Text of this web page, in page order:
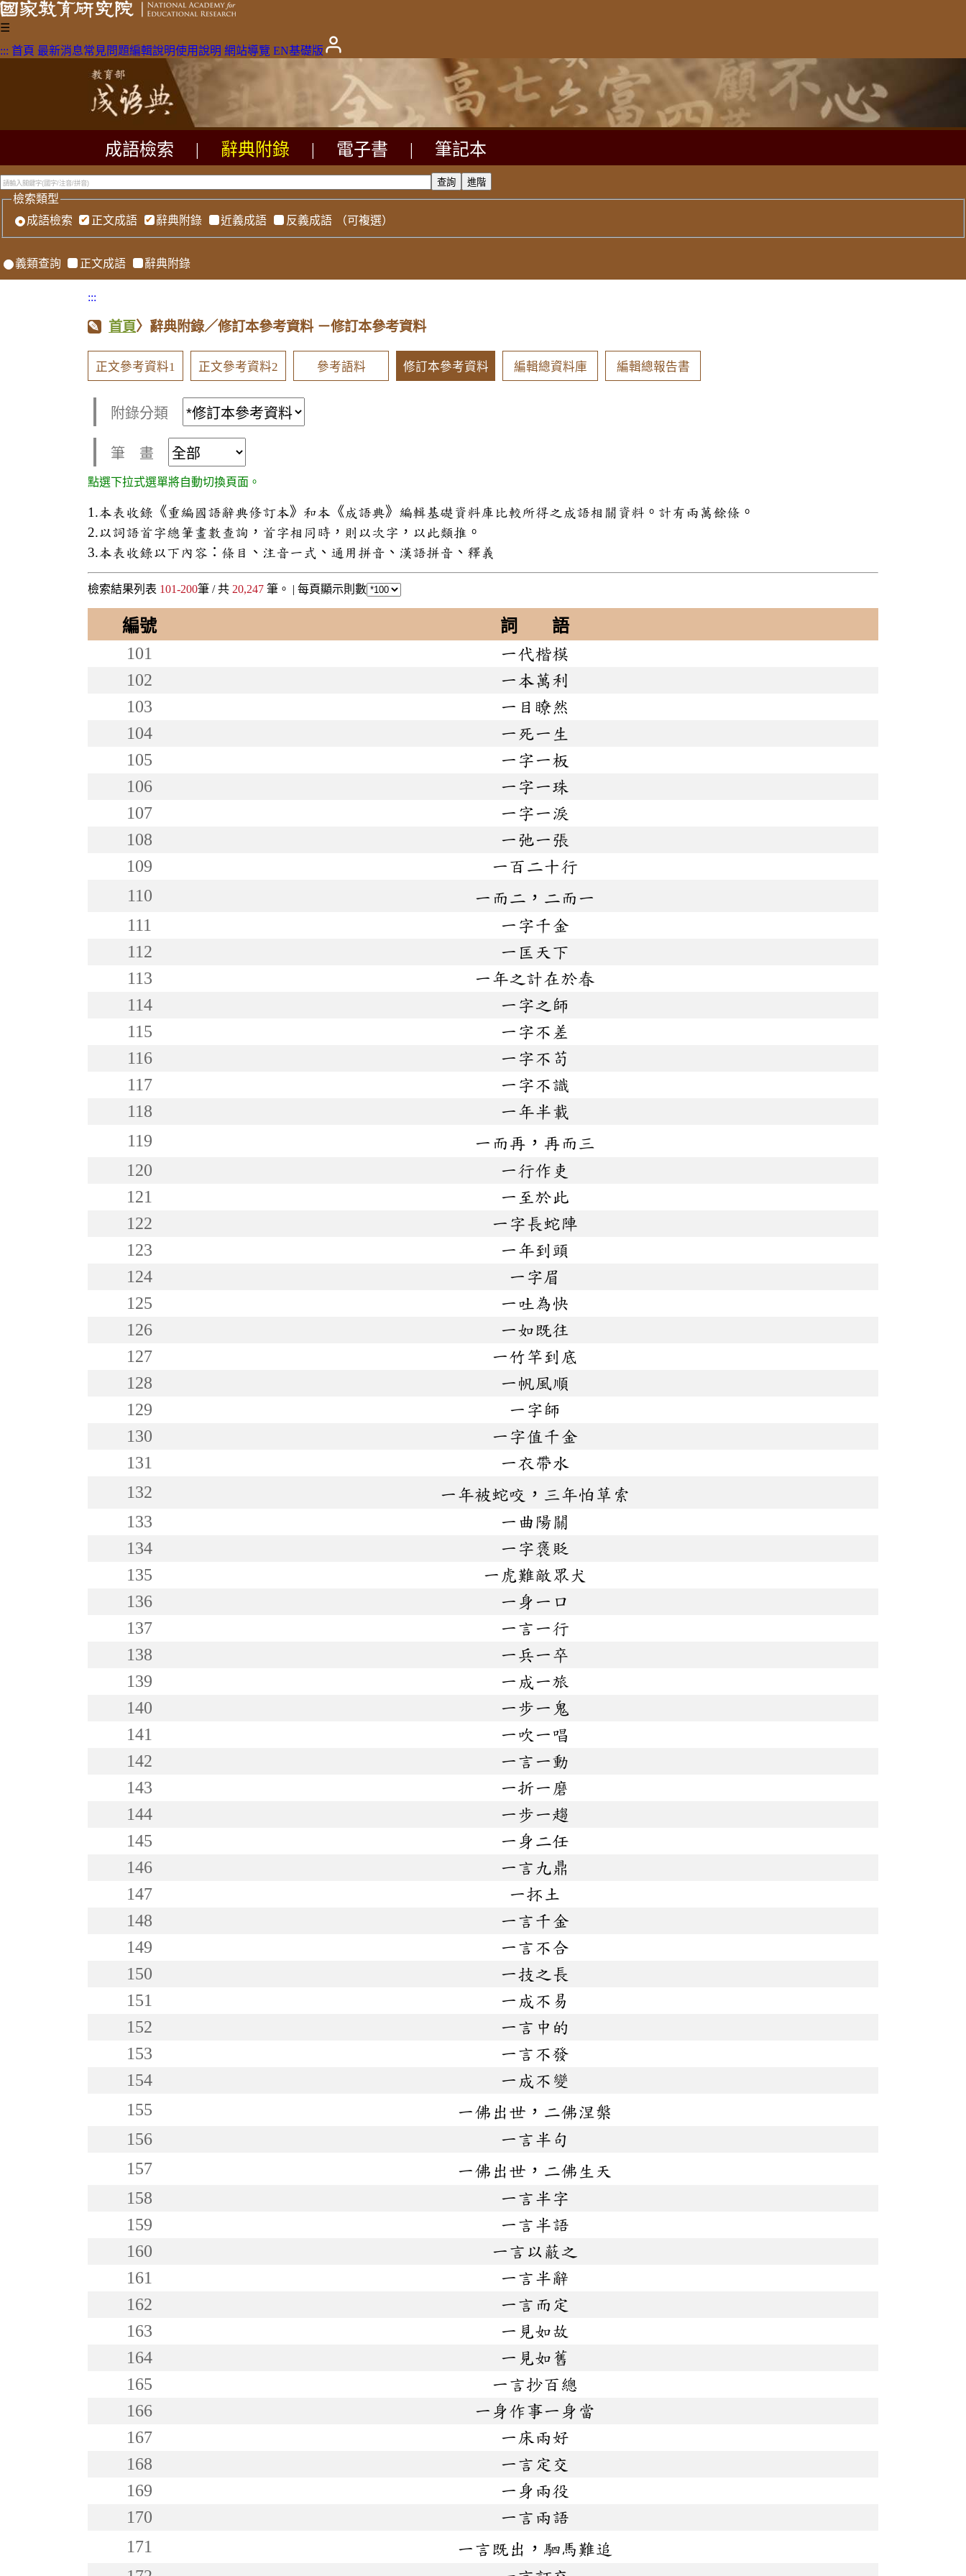
☰
::: 首頁 最新消息常見問題編輯說明使用說明 網站導覽 EN基礎版
成語檢索 辭典附錄 電子書 筆記本
檢索類型
成語檢索
正文成語 辭典附錄 近義成語 反義成語 （可複選）
義類查詢 正文成語 辭典附錄
:::
首頁〉辭典附錄／修訂本參考資料 －修訂本參考資料
正文參考資料1 正文參考資料2 參考語料 修訂本參考資料 編輯總資料庫 編輯總報告書
附錄分類
筆 畫
點選下拉式選單將自動切換頁面。
1.本表收錄《重編國語辭典修訂本》和本《成語典》編輯基礎資料庫比較所得之成語相關資料。計有兩萬餘條。
2.以詞語首字總筆畫數查詢，首字相同時，則以次字，以此類推。
3.本表收錄以下內容：條目、注音一式、通用拼音、漢語拼音、釋義
檢索結果列表 101-200筆 / 共 20,247 筆。 | 每頁顯示則數
編號
詞 語
101
一代楷模
102
一本萬利
103
一目瞭然
104
一死一生
105
一字一板
106
一字一珠
107
一字一淚
108
一弛一張
109
一百二十行
110
一而二，二而一
111
一字千金
112
一匡天下
113
一年之計在於春
114
一字之師
115
一字不差
116
一字不苟
117
一字不識
118
一年半載
119
一而再，再而三
120
一行作吏
121
一至於此
122
一字長蛇陣
123
一年到頭
124
一字眉
125
一吐為快
126
一如既往
127
一竹竿到底
128
一帆風順
129
一字師
130
一字值千金
131
一衣帶水
132
一年被蛇咬，三年怕草索
133
一曲陽關
134
一字褒貶
135
一虎難敵眾犬
136
一身一口
137
一言一行
138
一兵一卒
139
一成一旅
140
一步一鬼
141
一吹一唱
142
一言一動
143
一折一磨
144
一步一趨
145
一身二任
146
一言九鼎
147
一抔土
148
一言千金
149
一言不合
150
一技之長
151
一成不易
152
一言中的
153
一言不發
154
一成不變
155
一佛出世，二佛涅槃
156
一言半句
157
一佛出世，二佛生天
158
一言半字
159
一言半語
160
一言以蔽之
161
一言半辭
162
一言而定
163
一見如故
164
一見如舊
165
一言抄百總
166
一身作事一身當
167
一床兩好
168
一言定交
169
一身兩役
170
一言兩語
171
一言既出，駟馬難追